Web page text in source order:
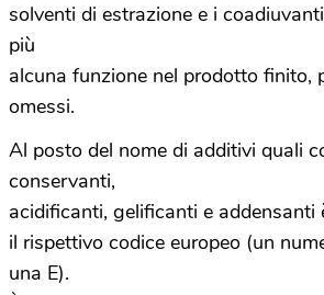
solventi di estrazione e i
più
alcuna funzione nel prodotto finito,
omessi.
Al posto del nome di additivi quali
conservanti,
acidificanti, gelificanti e addensanti
il rispettivo codice europeo (un
una E).